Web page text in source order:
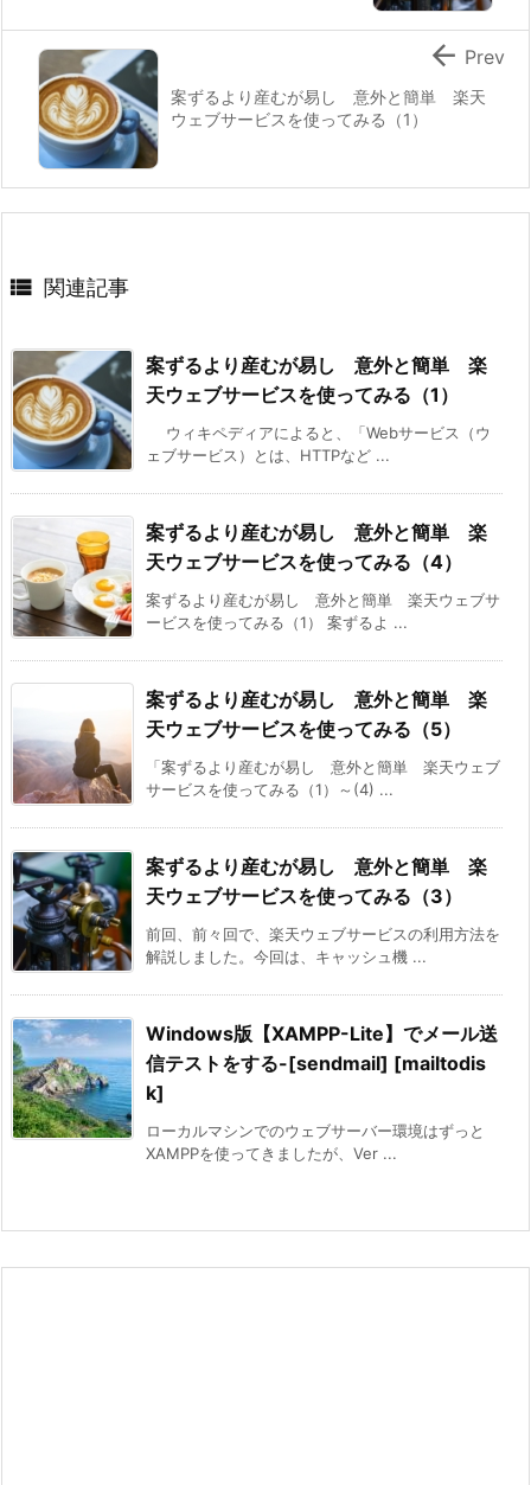
案ずるより産むが易し 意外と簡単 楽天
ウェブサービスを使ってみる（1）
 Prev
 関連記事
案ずるより産むが易し 意外と簡単 楽
天ウェブサービスを使ってみる（1）
ウィキペディアによると、「Webサービス（ウ
ェブサービス）とは、HTTPなど ...
案ずるより産むが易し 意外と簡単 楽
天ウェブサービスを使ってみる（4）
案ずるより産むが易し 意外と簡単 楽天ウェブサ
ービスを使ってみる（1） 案ずるよ ...
案ずるより産むが易し 意外と簡単 楽
天ウェブサービスを使ってみる（5）
「案ずるより産むが易し 意外と簡単 楽天ウェブ
サービスを使ってみる（1）～(4) ...
案ずるより産むが易し 意外と簡単 楽
天ウェブサービスを使ってみる（3）
前回、前々回で、楽天ウェブサービスの利用方法を
解説しました。今回は、キャッシュ機 ...
Windows版【XAMPP-Lite】でメール送
信テストをする-[sendmail] [mailtodis
k]
ローカルマシンでのウェブサーバー環境はずっと
XAMPPを使ってきましたが、Ver ...